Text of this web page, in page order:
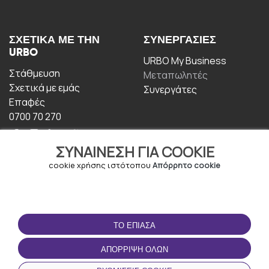
ΣΥΝΑΊΝΕΣΗ ΓΙΑ COOKIE
cookie χρήσης ιστότοπου Απόρρητο cookie
ΤΟ ΈΠΙΑΣΑ
ΑΠΌΡΡΙΨΗ ΌΛΩΝ
ΣΧΕΤΙΚΆ ΜΕ ΤΗΝ
URBO
Στάθμευση
Σχετικά με εμάς
Επαφές
0700 70 270
ΣΥΝΕΡΓΑΣΊΕΣ
URBO My Business
Μεταπωλητές
Συνεργάτες
ΟΡΟΙ ΧΡΉΣΗΣ
Οροι και Προϋποθέσεις
Πολιτική απορρήτου
ΚΑΤΕΒΆΣΤΕ ΤΗΝ
ΕΦΑΡΜΟΓΉ